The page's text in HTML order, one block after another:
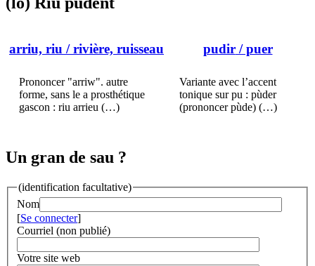
arriu, riu / rivière, ruisseau
Prononcer "arriw". autre
forme, sans le a prosthétique
gascon : riu arrieu (…)
pudir/ puer
Variante avec l’accent
tonique sur pu : pùder
(prononcer pùde) (…)
Un gran de sau ?
(identification facultative)
Nom
[Se connecter]
Courriel (non publié)
Votre site web